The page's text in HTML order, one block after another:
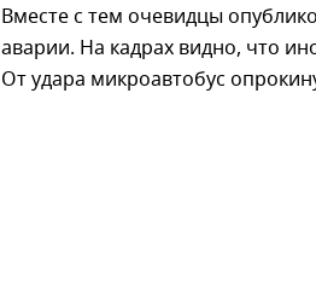
Вместе с тем очевидцы
аварии. На кадрах видно, что
От удара микроавтобус